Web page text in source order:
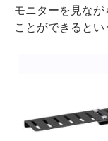
モニターを見な
ことができるとい